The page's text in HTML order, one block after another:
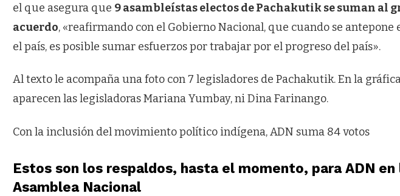
el que asegura que 9 asambleístas electos de Pachakutik se suman al
acuerdo, «reafirmando con el Gobierno Nacional, que cuando se antepone
el país, es posible sumar esfuerzos por trabajar por el progreso del país».
Al texto le acompaña una foto con 7 legisladores de Pachakutik. En la
aparecen las legisladoras Mariana Yumbay, ni Dina Farinango.
Con la inclusión del movimiento político indígena, ADN suma 84 votos
Estos son los respaldos, hasta el momento, para ADN en
Asamblea Nacional